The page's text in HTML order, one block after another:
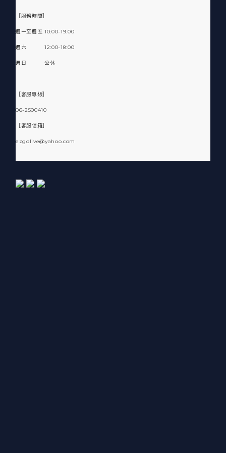
［服務時間］
週一至週五 10:00-19:00
週六 12:00-18:00
週日 公休
［客服專線］
06-2500410
［客服信箱］
ezgolive@yahoo.com